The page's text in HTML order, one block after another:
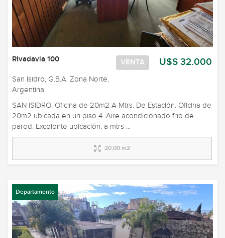
U$S 32.000
VENTA
Rivadavia 100
San Isidro, G.B.A. Zona Norte,
Argentina
SAN ISIDRO: Oficina de 20m2 A Mtrs. De Estación. Oficina de
20m2 ubicada en un piso 4. Aire acondicionado frio de
pared. Excelente ubicación, a mtrs ...
20,00 m2
Departamento